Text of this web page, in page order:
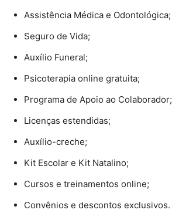
Assistência Médica e Odontológica;
Seguro de Vida;
Auxílio Funeral;
Psicoterapia online gratuita;
Programa de Apoio ao Colaborador;
Licenças estendidas;
Auxílio-creche;
Kit Escolar e Kit Natalino;
Cursos e treinamentos online;
Convênios e descontos exclusivos.